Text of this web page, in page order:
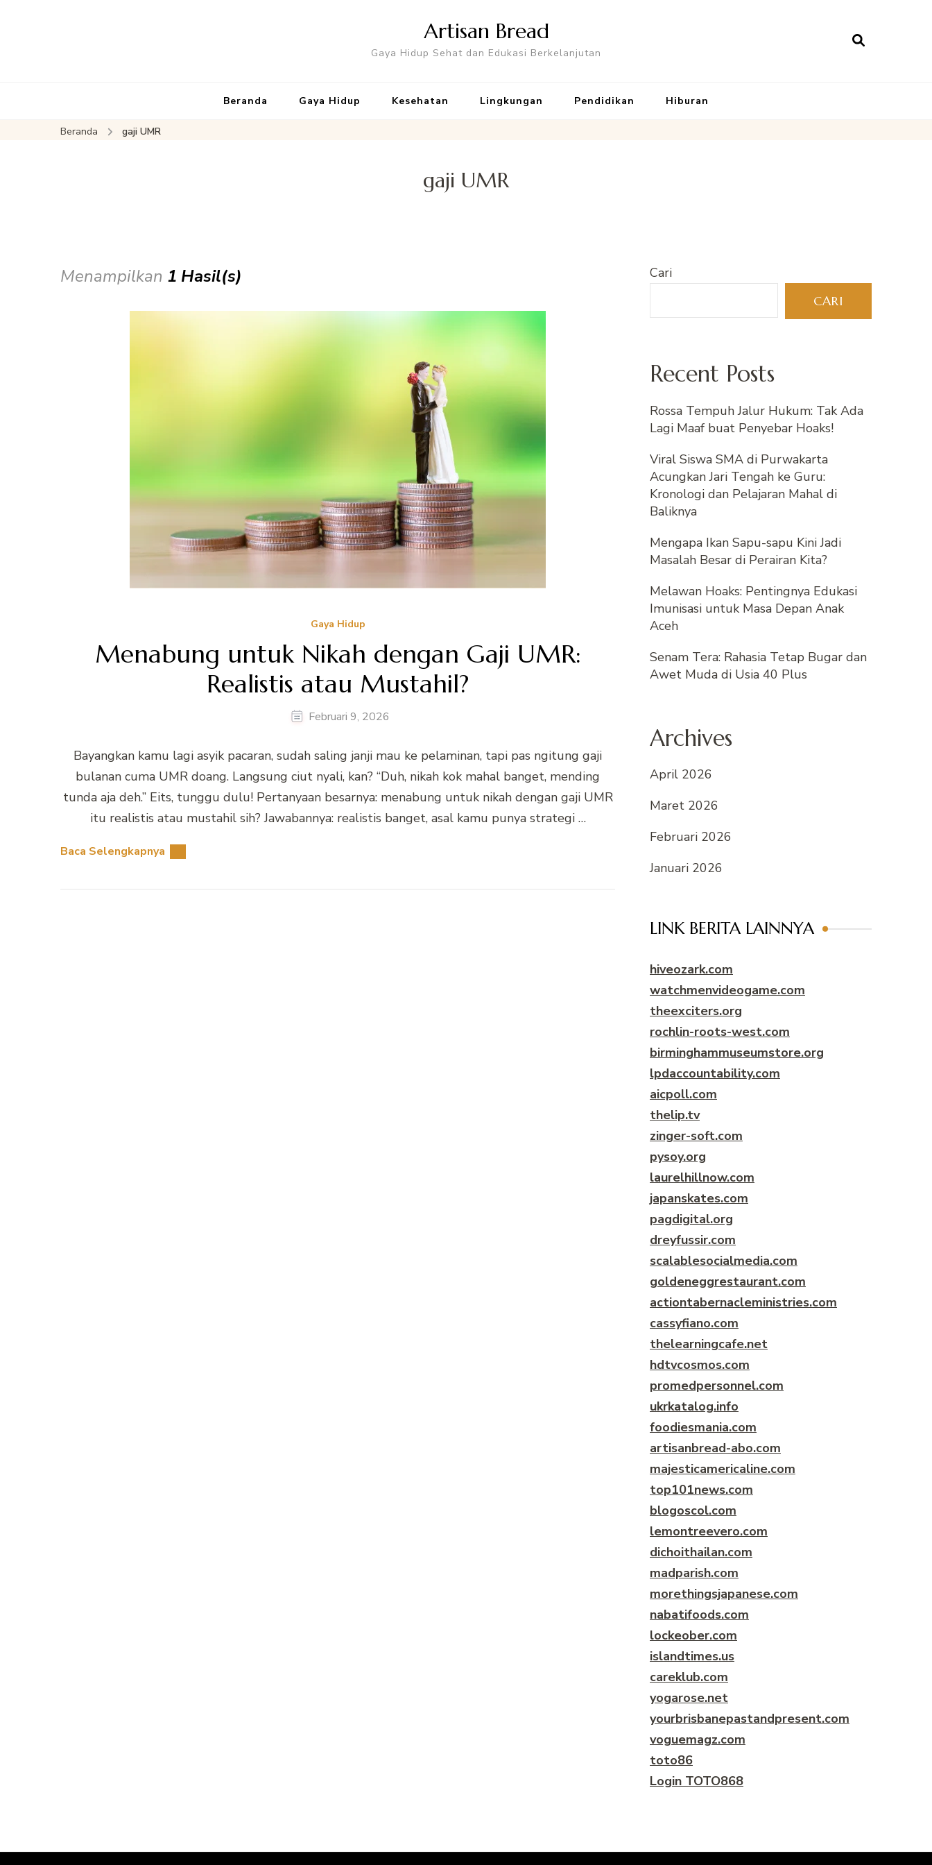
Artisan Bread
Gaya Hidup Sehat dan Edukasi Berkelanjutan
Beranda Gaya Hidup Kesehatan Lingkungan Pendidikan Hiburan
Beranda gaji UMR
gaji UMR
Menampilkan 1 Hasil(s)
Gaya Hidup
Menabung untuk Nikah dengan Gaji UMR:
Realistis atau Mustahil?
Februari 9, 2026
Bayangkan kamu lagi asyik pacaran, sudah saling janji mau ke pelaminan, tapi pas ngitung gaji
bulanan cuma UMR doang. Langsung ciut nyali, kan? “Duh, nikah kok mahal banget, mending
tunda aja deh.” Eits, tunggu dulu! Pertanyaan besarnya: menabung untuk nikah dengan gaji UMR
itu realistis atau mustahil sih? Jawabannya: realistis banget, asal kamu punya strategi …
Baca Selengkapnya
Cari
CARI
Recent Posts
Rossa Tempuh Jalur Hukum: Tak Ada
Lagi Maaf buat Penyebar Hoaks!
Viral Siswa SMA di Purwakarta
Acungkan Jari Tengah ke Guru:
Kronologi dan Pelajaran Mahal di
Baliknya
Mengapa Ikan Sapu-sapu Kini Jadi
Masalah Besar di Perairan Kita?
Melawan Hoaks: Pentingnya Edukasi
Imunisasi untuk Masa Depan Anak
Aceh
Senam Tera: Rahasia Tetap Bugar dan
Awet Muda di Usia 40 Plus
Archives
April 2026
Maret 2026
Februari 2026
Januari 2026
LINK BERITA LAINNYA
hiveozark.com
watchmenvideogame.com
theexciters.org
rochlin-roots-west.com
birminghammuseumstore.org
lpdaccountability.com
aicpoll.com
thelip.tv
zinger-soft.com
pysoy.org
laurelhillnow.com
japanskates.com
pagdigital.org
dreyfussir.com
scalablesocialmedia.com
goldeneggrestaurant.com
actiontabernacleministries.com
cassyfiano.com
thelearningcafe.net
hdtvcosmos.com
promedpersonnel.com
ukrkatalog.info
foodiesmania.com
artisanbread-abo.com
majesticamericaline.com
top101news.com
blogoscol.com
lemontreevero.com
dichoithailan.com
madparish.com
morethingsjapanese.com
nabatifoods.com
lockeober.com
islandtimes.us
careklub.com
yogarose.net
yourbrisbanepastandpresent.com
voguemagz.com
toto86
Login TOTO868